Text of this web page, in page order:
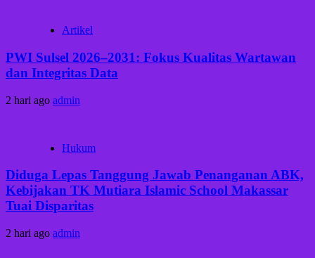
Artikel
PWI Sulsel 2026–2031: Fokus Kualitas Wartawan
dan Integritas Data
2 hari ago admin
Hukum
Diduga Lepas Tanggung Jawab Penanganan ABK,
Kebijakan TK Mutiara Islamic School Makassar
Tuai Disparitas
2 hari ago admin